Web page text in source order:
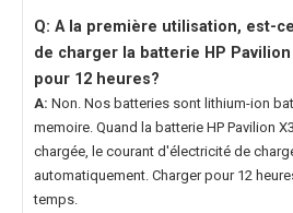
Q: A la première utilisation, est-
de charger la batterie HP Pavilion
pour 12 heures?
A: Non. Nos batteries sont lithium-ion
memoire. Quand la batterie HP Pavilion
chargée, le courant d'électricité de
automatiquement. Charger pour 12
temps.